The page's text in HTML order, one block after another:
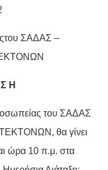
ΣΑΔΑΣ –
Η
του ΣΑΔΑΣ
θα γίνει
ώρα 10 π.μ. στα